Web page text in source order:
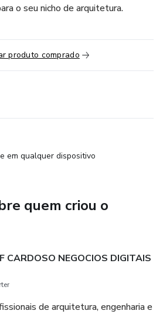
o seu nicho de arquitetura.
produto comprado
em qualquer dispositivo
quem criou o
CARDOSO NEGOCIOS DIGITAIS
de arquitetura, engenharia e